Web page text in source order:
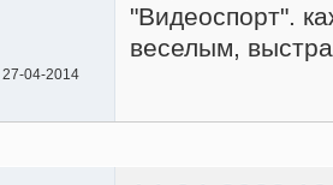
27-04-2014
"Видеоспорт".
веселым,